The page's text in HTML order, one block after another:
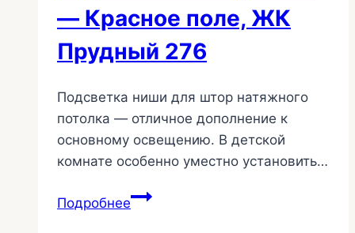
— Красное поле, ЖК
Прудный 276
Подсветка ниши для штор натяжного
потолка — отличное дополнение к
основному освещению. В детской
комнате особенно уместно установить…
ПодробнееПотолок